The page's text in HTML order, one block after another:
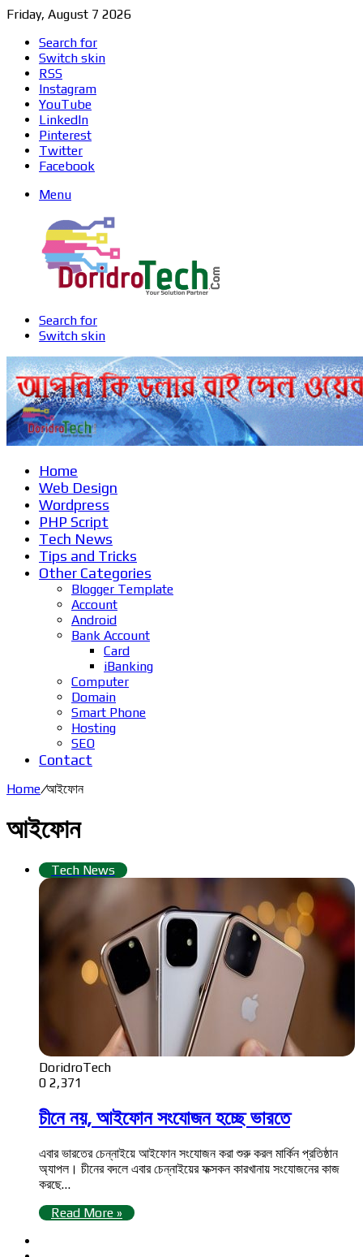
Friday, August 7 2026
Search for
Switch skin
RSS
Instagram
YouTube
LinkedIn
Pinterest
Twitter
Facebook
Menu
Search for
Switch skin
Home
Web Design
Wordpress
PHP Script
Tech News
Tips and Tricks
Other Categories
Blogger Template
Account
Android
Bank Account
Card
iBanking
Computer
Domain
Smart Phone
Hosting
SEO
Contact
Home/আইফোন
আইফোন
Tech News
DoridroTech
0 2,371
চীনে নয়, আইফোন সংযোজন হচ্ছে ভারতে
এবার ভারতের চেন্নাইয়ে আইফোন সংযোজন করা শুরু করল মার্কিন প্রতিষ্ঠান
অ্যাপল। চীনের বদলে এবার চেন্নাইয়ের ফক্সকন কারখানায় সংযোজনের কাজ
করছে…
Read More »